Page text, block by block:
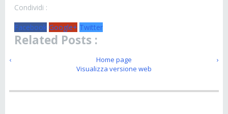
Condividi :
Facebook Google+ Twitter
Related Posts :
‹ ›
Home page
Visualizza versione web